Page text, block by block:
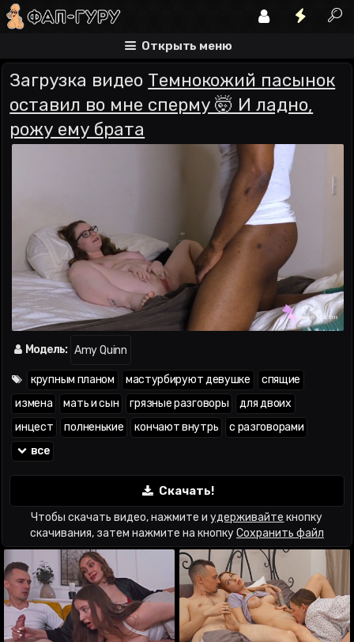
Открыть меню
Загрузка видео Темнокожий пасынок
оставил во мне сперму 🤯 И ладно,
рожу ему брата
Модель: Amy Quinn
крупным планом мастурбируют девушке
спящие
измена
мать и сын грязные разговоры
для двоих
инцест
полненькие кончают внутрь
с разговорами
все
Скачать!
Чтобы скачать видео, нажмите иудерживайте кнопку
скачивания, затем нажмите на кнопкуСохранить файл